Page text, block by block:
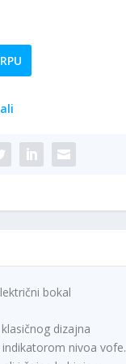
bokal
dizajna
nivoa vofe.